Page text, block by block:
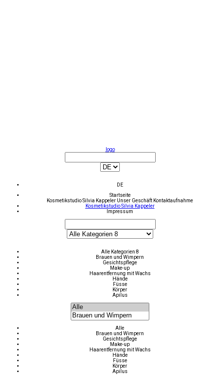
logo
DE
Startseite
Kosmetikstudio Silvia Kappeler Unser Geschäft Kontaktaufnahme
Kosmetikstudio Silvia Kappeler
Impressum
Alle Kategorien 8
Brauen und Wimpern
Gesichtspflege
Make-up
Haarentfernung mit Wachs
Hände
Füsse
Körper
Apilus
Alle
Brauen und Wimpern
Gesichtspflege
Make-up
Haarentfernung mit Wachs
Hände
Füsse
Körper
Apilus